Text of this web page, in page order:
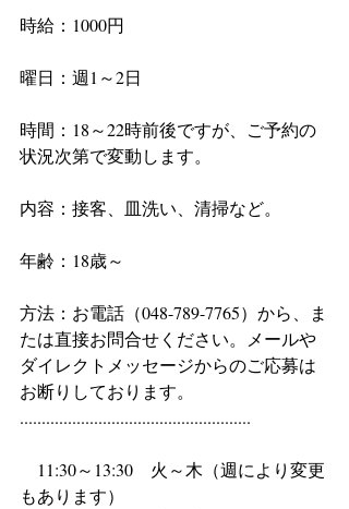
時給：1000円
曜日：週1～2日
時間：18～22時前後ですが、ご予約の
状況次第で変動します。
内容：接客、皿洗い、清掃など。
年齢：18歳～
方法：お電話（048-789-7765）から、ま
たは直接お問合せください。メールや
ダイレクトメッセージからのご応募は
お断りしております。
.....................................................
11:30～13:30　火～木（週により変更
もあります）